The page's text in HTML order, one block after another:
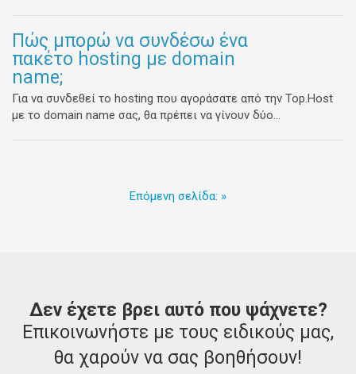
Πώς μπορώ να συνδέσω ένα
πακέτο hosting με domain
name;
Για να συνδεθεί το hosting που αγοράσατε από την Top.Host
με το domain name σας, θα πρέπει να γίνουν δύο...
Επόμενη σελίδα: »
Δεν έχετε βρει αυτό που ψάχνετε?
Επικοινωνήστε με τους ειδικούς μας,
θα χαρούν να σας βοηθήσουν!